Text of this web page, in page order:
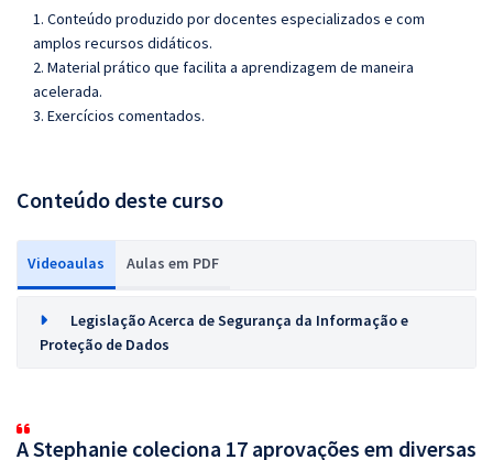
1. Conteúdo produzido por docentes especializados e com
amplos recursos didáticos.
2. Material prático que facilita a aprendizagem de maneira
acelerada.
3. Exercícios comentados.
Conteúdo deste curso
Videoaulas Aulas em PDF
Legislação Acerca de Segurança da Informação e
Proteção de Dados
A Stephanie coleciona 17 aprovações em diversas